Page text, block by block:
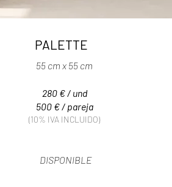
PALETTE
55 cm x 55 cm
280 € / und
500 € / pareja
(10% IVA INCLUIDO)
DISPONIBLE